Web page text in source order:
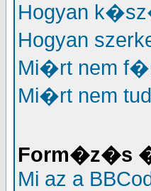
Hogyan
Hogyan
Mi�rt nem
Mi�rt nem
Form�z�s
Mi az a